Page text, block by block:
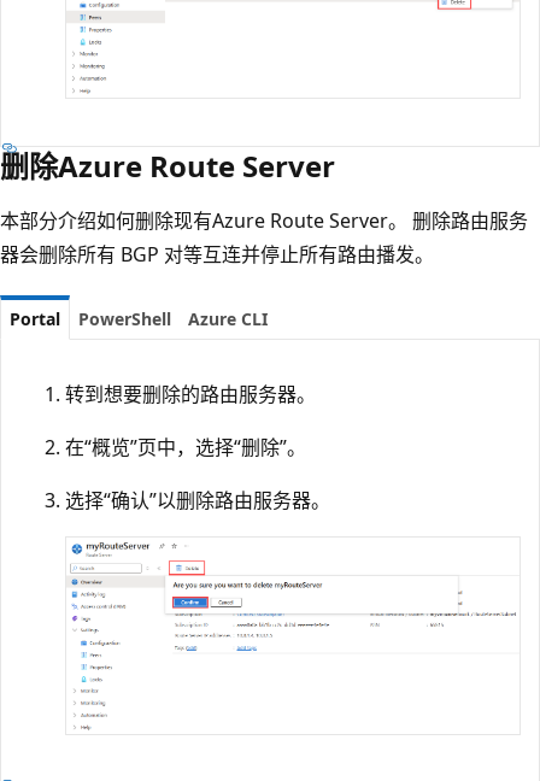
删除Azure Route Server
本部分介绍如何删除现有Azure Route Server。 删除路由服务
器会删除所有 BGP 对等互连并停止所有路由播发。
Portal PowerShell Azure CLI
转到想要删除的路由服务器。
在“概览”页中，选择“删除”。
选择“确认”以删除路由服务器。